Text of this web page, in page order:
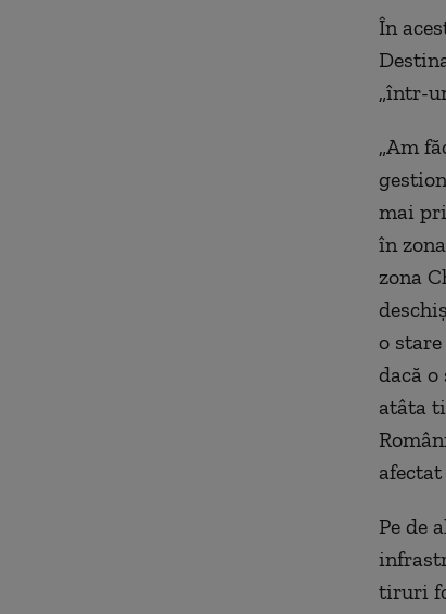
În
„într-
„Am
mai
în
zona
o
dacă
atâta
Pe de
tiruri